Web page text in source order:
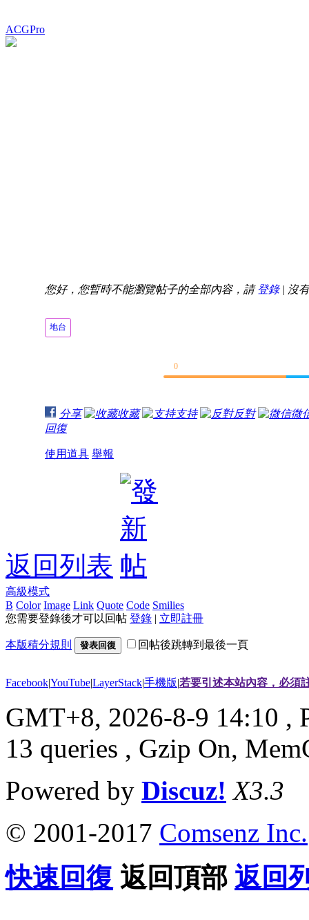
ACGPro
您好，您暫時不能瀏覽帖子的全部內容，請登錄| 沒
地台
0
分享 收藏 支持 反對
微
回復
使用道具 舉報
返回列表
高級模式
B Color Image Link Quote Code Smilies
您需要登錄後才可以回帖 登錄 | 立即註冊
本版積分規則 發表回復 回帖後跳轉到最後一頁
Facebook|YouTube|LayerStack|手機版|若要引述本站內容，必須
GMT+8, 2026-8-9 14:10 ,
13 queries , Gzip On,
Powered by Discuz! X3.3
© 2001-2017 Comsenz Inc.
快速回復 返回頂部 返回